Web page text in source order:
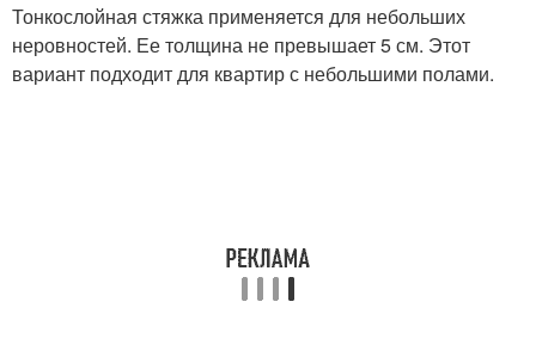
Тонкослойная стяжка применяется для небольших
неровностей. Ее толщина не превышает 5 см. Этот
вариант подходит для квартир с небольшими полами.